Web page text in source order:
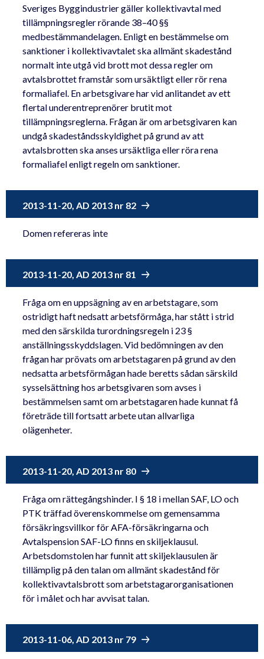
Sveriges Byggindustrier gäller kollektivavtal med
tillämpningsregler rörande 38–40 §§
medbestämmandelagen. Enligt en bestämmelse om
sanktioner i kollektivavtalet ska allmänt skadestånd
normalt inte utgå vid brott mot dessa regler om
avtalsbrottet framstår som ursäktligt eller rör rena
formaliafel. En arbetsgivare har vid anlitandet av ett
flertal underentreprenörer brutit mot
tillämpningsreglerna. Frågan är om arbetsgivaren kan
undgå skadeståndsskyldighet på grund av att
avtalsbrotten ska anses ursäktliga eller röra rena
formaliafel enligt regeln om sanktioner.
2013-11-20, AD 2013 nr 82
Domen refereras inte
2013-11-20, AD 2013 nr 81
Fråga om en uppsägning av en arbetstagare, som
ostridigt haft nedsatt arbetsförmåga, har stått i strid
med den särskilda turordningsregeln i 23 §
anställningsskyddslagen. Vid bedömningen av den
frågan har prövats om arbetstagaren på grund av den
nedsatta arbetsförmågan hade beretts sådan särskild
sysselsättning hos arbetsgivaren som avses i
bestämmelsen samt om arbetstagaren hade kunnat få
företräde till fortsatt arbete utan allvarliga
olägenheter.
2013-11-20, AD 2013 nr 80
Fråga om rättegångshinder. I § 18 i mellan SAF, LO och
PTK träffad överenskommelse om gemensamma
försäkringsvillkor för AFA-försäkringarna och
Avtalspension SAF-LO finns en skiljeklausul.
Arbetsdomstolen har funnit att skiljeklausulen är
tillämplig på den talan om allmänt skadestånd för
kollektivavtalsbrott som arbetstagarorganisationen
för i målet och har avvisat talan.
2013-11-06, AD 2013 nr 79